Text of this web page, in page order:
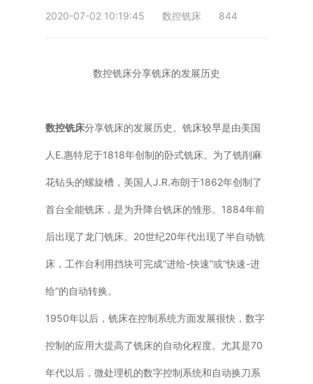
普通铣床
专用机床
其他机床
2020-07-02 10:19:45 数控铣床 844
数控铣床分享铣床的发展历史
数控铣床分享铣床的发展历史。铣床较早是由美国
人E.惠特尼于1818年创制的卧式铣床。为了铣削麻
花钻头的螺旋槽，美国人J.R.布朗于1862年创制了
首台全能铣床，是为升降台铣床的雏形。1884年前
后出现了龙门铣床。20世纪20年代出现了半自动铣
床，工作台利用挡块可完成“进给-快速”或“快速-进
给”的自动转换。
1950年以后，铣床在控制系统方面发展很快，数字
控制的应用大提高了铣床的自动化程度。尤其是70
年代以后，微处理机的数字控制系统和自动换刀系